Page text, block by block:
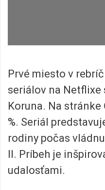
Prvé miesto v
seriálov na Netflixe
Koruna. Na stránke
%. Seriál
rodiny počas
II. Príbeh je
udalosťami.